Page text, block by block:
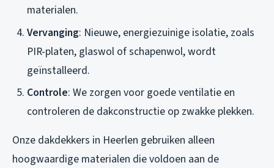
materialen.
Vervanging: Nieuwe, energiezuinige isolatie, zoals
PIR-platen, glaswol of schapenwol, wordt
geïnstalleerd.
Controle: We zorgen voor goede ventilatie en
controleren de dakconstructie op zwakke plekken.
Onze dakdekkers in Heerlen gebruiken alleen
hoogwaardige materialen die voldoen aan de